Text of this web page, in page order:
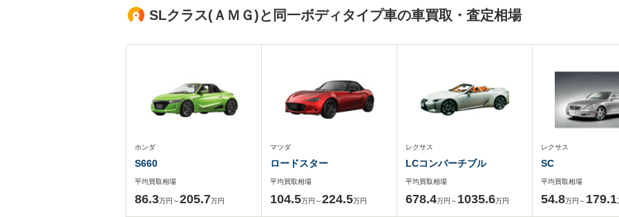
SLクラス(ＡＭＧ)と同一ボディタイプ車の車買取・査定相場
ホンダ
S660
平均買取相場
86.3万円～205.7万円
マツダ
ロードスター
平均買取相場
104.5万円～224.5万円
レクサス
LCコンバーチブル
平均買取相場
678.4万円～ 1035.6万円
レクサス
SC
平均買取相場
54.8万円～ 179.1